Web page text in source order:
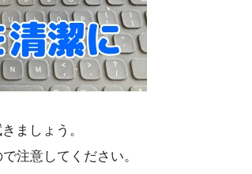
ましょう。
注意してください。